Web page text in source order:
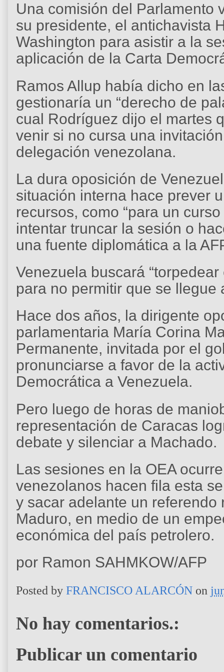
Una comisión del Parlamento
su presidente, el antichavista
Washington para asistir a la
aplicación de la Carta
Ramos Allup había dicho en
gestionaría un “derecho de
cual Rodríguez dijo el martes
venir si no cursa una
delegación venezolana.
La dura oposición de
situación interna hace prever
recursos, como “para un
intentar truncar la sesión o
una fuente diplomática a la
Venezuela buscará
para no permitir que se llegue
Hace dos años, la dirigente
parlamentaria María Corina
Permanente, invitada por el
pronunciarse a favor de la
Democrática a Venezuela.
Pero luego de horas de
representación de Caracas
debate y silenciar a Machado.
Las sesiones en la OEA
venezolanos hacen fila esta
y sacar adelante un
Maduro, en medio de un
económica del país petrolero.
por Ramon SAHMKOW/AFP
Posted by FRANCISCO ALARCÓN on
No hay comentarios.:
Publicar un comentario